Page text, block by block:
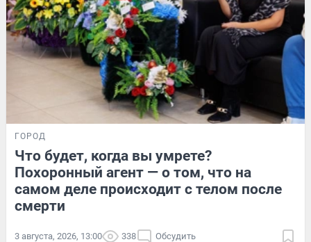
ГОРОД
Что будет, когда вы умрете?
Похоронный агент — о том, что на
самом деле происходит с телом после
смерти
3 августа, 2026, 13:00 338 Обсудить